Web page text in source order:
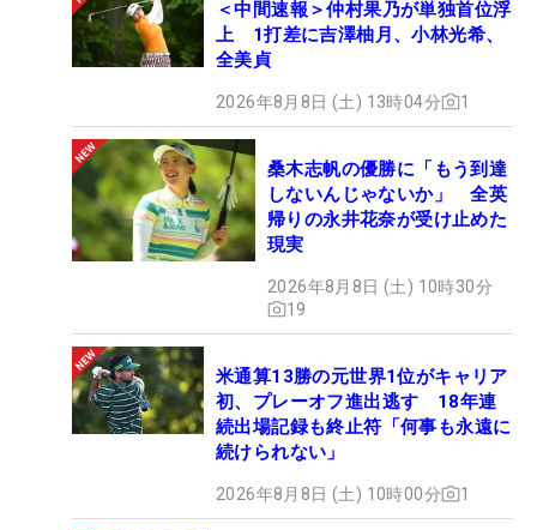
＜中間速報＞仲村果乃が単独首位浮
上 1打差に吉澤柚月、小林光希、
全美貞
2026年8月8日 (土) 13時04分 1
桑木志帆の優勝に「もう到達
しないんじゃないか」 全英
帰りの永井花奈が受け止めた
現実
2026年8月8日 (土) 10時30分
19
米通算13勝の元世界1位がキャリア
初、プレーオフ進出逃す 18年連
続出場記録も終止符「何事も永遠に
続けられない」
2026年8月8日 (土) 10時00分 1